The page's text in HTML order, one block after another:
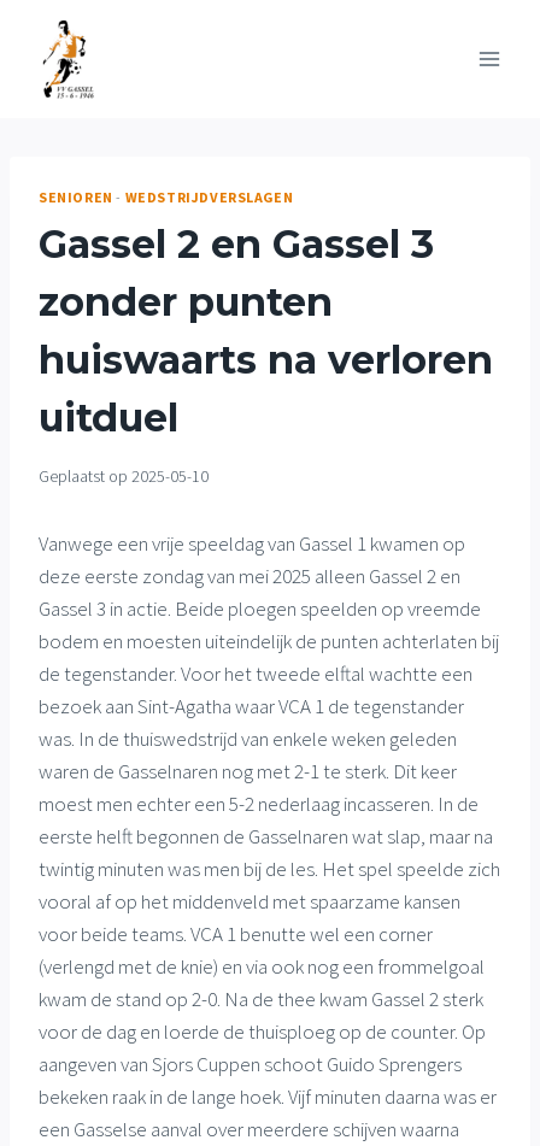
Doorgaan
inhoud
SENIOREN - WEDSTRIJDVERSLAGEN
Gassel 2 en Gassel 3
zonder punten
huiswaarts na verloren
uitduel
Geplaatst op 2025-05-10
Vanwege een vrije speeldag van Gassel 1 kwamen op
deze eerste zondag van mei 2025 alleen Gassel 2 en
Gassel 3 in actie. Beide ploegen speelden op vreemde
bodem en moesten uiteindelijk de punten achterlaten bij
de tegenstander. Voor het tweede elftal wachtte een
bezoek aan Sint-Agatha waar VCA 1 de tegenstander
was. In de thuiswedstrijd van enkele weken geleden
waren de Gasselnaren nog met 2-1 te sterk. Dit keer
moest men echter een 5-2 nederlaag incasseren. In de
eerste helft begonnen de Gasselnaren wat slap, maar na
twintig minuten was men bij de les. Het spel speelde zich
vooral af op het middenveld met spaarzame kansen
voor beide teams. VCA 1 benutte wel een corner
(verlengd met de knie) en via ook nog een frommelgoal
kwam de stand op 2-0. Na de thee kwam Gassel 2 sterk
voor de dag en loerde de thuisploeg op de counter. Op
aangeven van Sjors Cuppen schoot Guido Sprengers
bekeken raak in de lange hoek. Vijf minuten daarna was er
een Gasselse aanval over meerdere schijven waarna